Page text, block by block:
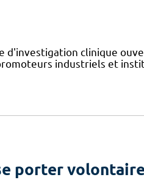
d'investigation clinique
industriels et
porter volontaire